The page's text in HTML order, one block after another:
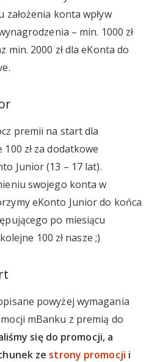
założenia konta wpływ
– min. 1000 zł
min. 2000 zł dla eKonta do
premii na start dla
zł za dodatkowe
Junior (13 – 17 lat).
swojego konta w
eKonto Junior do końca
po miesiącu
100 zł nasze ;)
powyżej wymagania
mBanku z premią do
się do promocji, a
ze strony promocji i